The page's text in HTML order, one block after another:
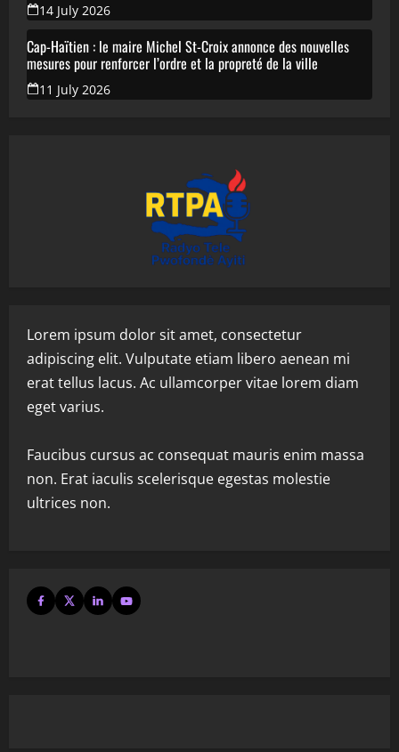
14 July 2026
Cap-Haïtien : le maire Michel St-Croix annonce des nouvelles
mesures pour renforcer l’ordre et la propreté de la ville
11 July 2026
Lorem ipsum dolor sit amet, consectetur
adipiscing elit. Vulputate etiam libero aenean mi
erat tellus lacus. Ac ullamcorper vitae lorem diam
eget varius.
Faucibus cursus ac consequat mauris enim massa
non. Erat iaculis scelerisque egestas molestie
ultrices non.